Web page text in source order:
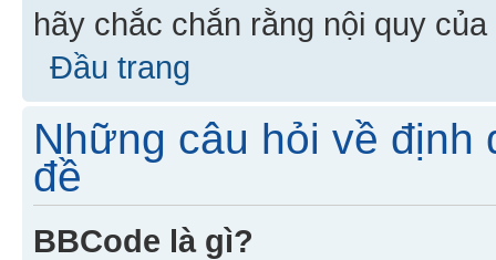
hãy chắc chắn rằng nội quy
Đầu trang
Những câu hỏi về định
đề
BBCode là gì?